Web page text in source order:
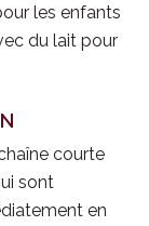
les enfants
du lait pour
courte
sont
en